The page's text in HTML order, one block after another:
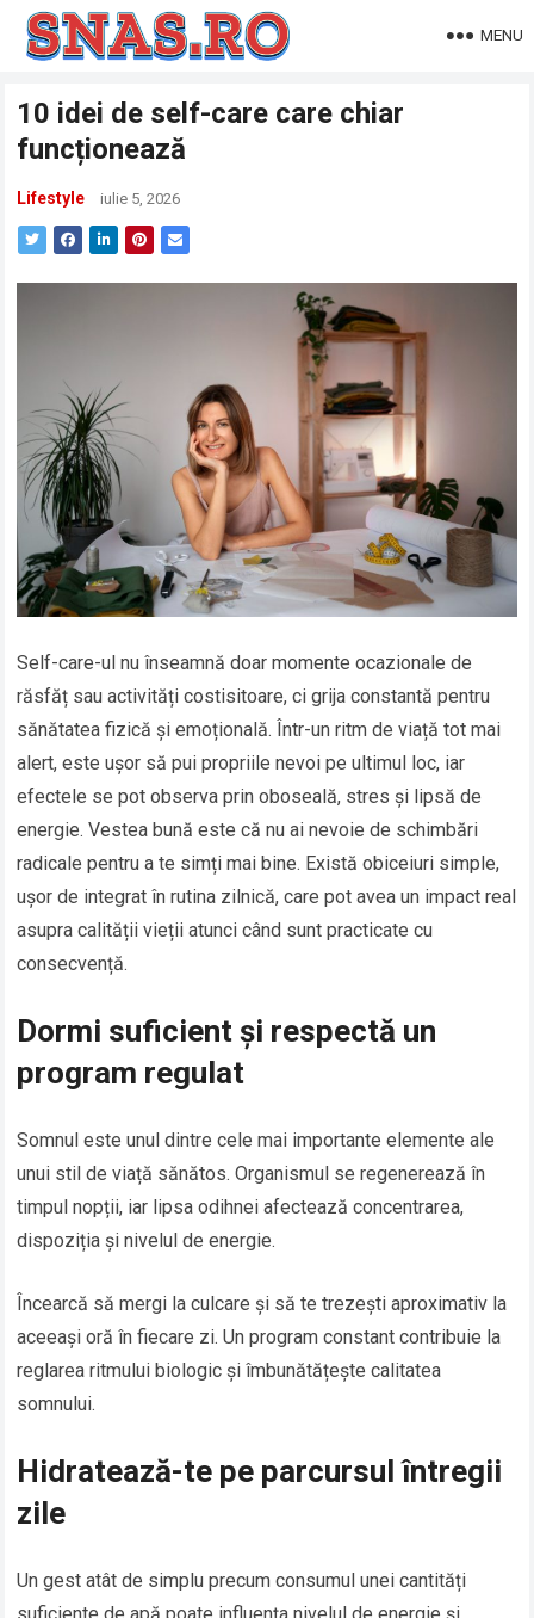
MENU
10 idei de self-care care chiar
funcționează
Lifestyle iulie 5, 2026
Self-care-ul nu înseamnă doar momente ocazionale de
răsfăț sau activități costisitoare, ci grija constantă pentru
sănătatea fizică și emoțională. Într-un ritm de viață tot mai
alert, este ușor să pui propriile nevoi pe ultimul loc, iar
efectele se pot observa prin oboseală, stres și lipsă de
energie. Vestea bună este că nu ai nevoie de schimbări
radicale pentru a te simți mai bine. Există obiceiuri simple,
ușor de integrat în rutina zilnică, care pot avea un impact real
asupra calității vieții atunci când sunt practicate cu
consecvență.
Dormi suficient și respectă un
program regulat
Somnul este unul dintre cele mai importante elemente ale
unui stil de viață sănătos. Organismul se regenerează în
timpul nopții, iar lipsa odihnei afectează concentrarea,
dispoziția și nivelul de energie.
Încearcă să mergi la culcare și să te trezești aproximativ la
aceeași oră în fiecare zi. Un program constant contribuie la
reglarea ritmului biologic și îmbunătățește calitatea
somnului.
Hidratează-te pe parcursul întregii
zile
Un gest atât de simplu precum consumul unei cantități